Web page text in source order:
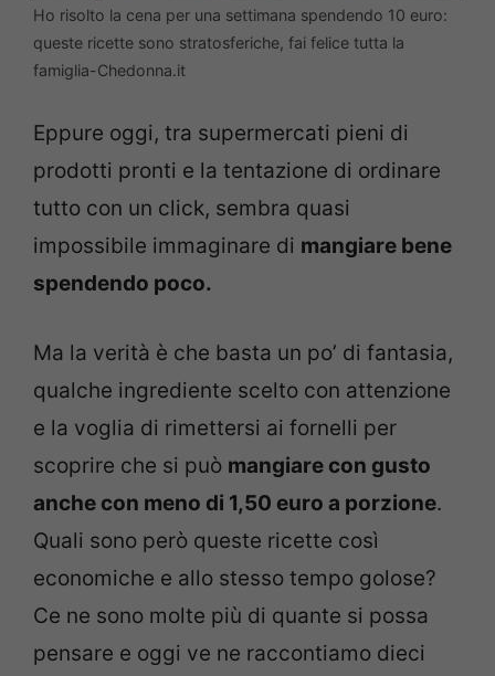
Ho risolto la cena per una settimana spendendo 10 euro:
queste ricette sono stratosferiche, fai felice tutta la
famiglia-Chedonna.it
Eppure oggi, tra supermercati pieni di
prodotti pronti e la tentazione di ordinare
tutto con un click, sembra quasi
impossibile immaginare di mangiare bene
spendendo poco.
Ma la verità è che basta un po’ di fantasia,
qualche ingrediente scelto con attenzione
e la voglia di rimettersi ai fornelli per
scoprire che si può mangiare con gusto
anche con meno di 1,50 euro a porzione.
Quali sono però queste ricette così
economiche e allo stesso tempo golose?
Ce ne sono molte più di quante si possa
pensare e oggi ve ne raccontiamo dieci